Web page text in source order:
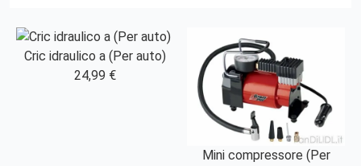
Cric idraulico a (Per auto)
24,99 €
Mini compressore (Per